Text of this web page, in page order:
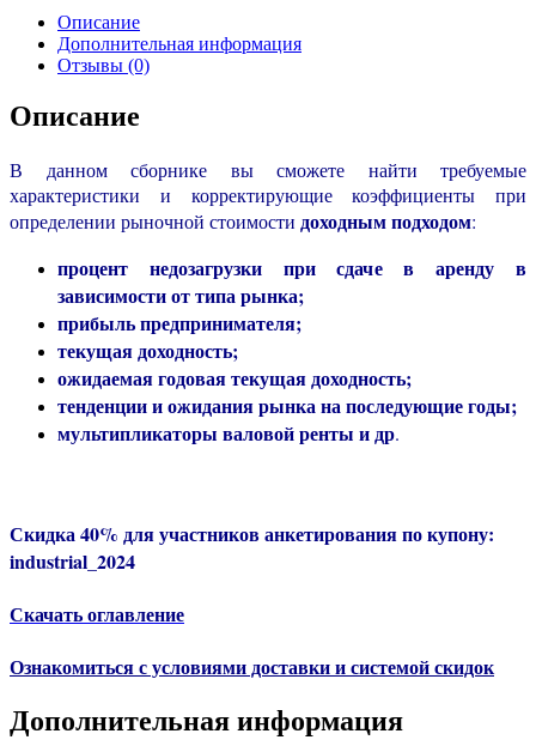
Описание
Дополнительная информация
Отзывы (0)
Описание
В данном сборнике вы сможете найти требуемые
характеристики и корректирующие коэффициенты при
определении рыночной стоимости доходным подходом:
процент недозагрузки при сдаче в аренду в
зависимости от типа рынка;
прибыль предпринимателя;
текущая доходность;
ожидаемая годовая текущая доходность;
тенденции и ожидания рынка на последующие годы;
мультипликаторы валовой ренты и др.
Скидка 40% для участников анкетирования по купону:
industrial_2024
Скачать оглавление
Ознакомиться с условиями доставки и системой скидок
Дополнительная информация